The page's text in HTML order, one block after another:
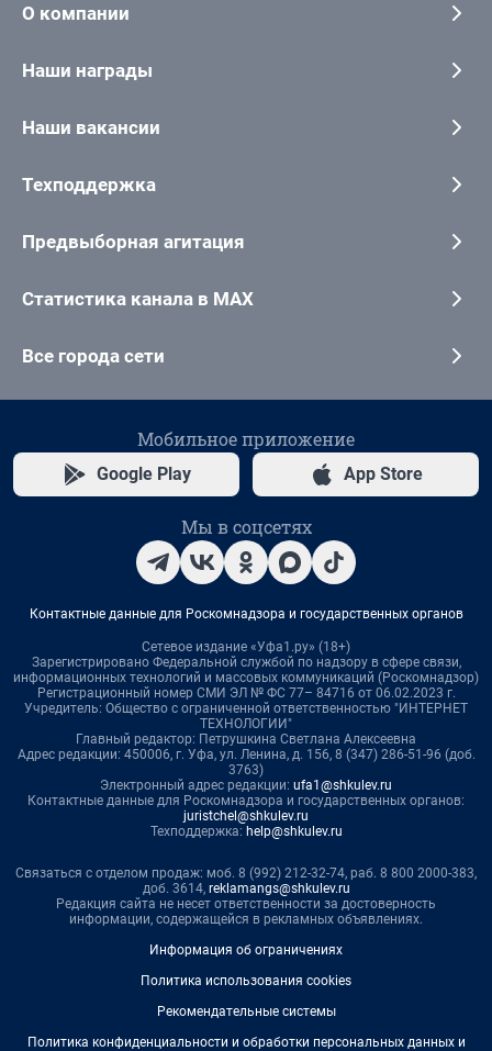
О компании
Наши награды
Наши вакансии
Техподдержка
Предвыборная агитация
Статистика канала в MAX
Все города сети
Мобильное приложение
Google Play App Store
Мы в соцсетях
Контактные данные для Роскомнадзора и государственных органов
Сетевое издание «Уфа1.ру» (18+)
Зарегистрировано Федеральной службой по надзору в сфере связи,
информационных технологий и массовых коммуникаций (Роскомнадзор)
Регистрационный номер СМИ ЭЛ № ФС 77– 84716 от 06.02.2023 г.
Учредитель: Общество с ограниченной ответственностью "ИНТЕРНЕТ
ТЕХНОЛОГИИ"
Главный редактор: Петрушкина Светлана Алексеевна
Адрес редакции: 450006, г. Уфа, ул. Ленина, д. 156, 8 (347) 286-51-96 (доб.
3763)
Электронный адрес редакции: ufa1@shkulev.ru
Контактные данные для Роскомнадзора и государственных органов:
juristchel@shkulev.ru
Техподдержка: help@shkulev.ru
Связаться с отделом продаж: моб. 8 (992) 212-32-74, раб. 8 800 2000-383,
доб. 3614, reklamangs@shkulev.ru
Редакция сайта не несет ответственности за достоверность
информации, содержащейся в рекламных объявлениях.
Информация об ограничениях
Политика использования cookies
Рекомендательные системы
Политика конфиденциальности и обработки персональных данных и